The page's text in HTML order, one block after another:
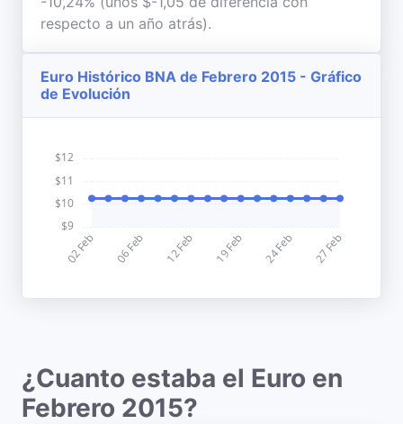
respecto a un año atrás).
Euro Histórico BNA de Febrero 2015 - Gráfico
de Evolución
¿Cuanto estaba el Euro en
Febrero 2015?